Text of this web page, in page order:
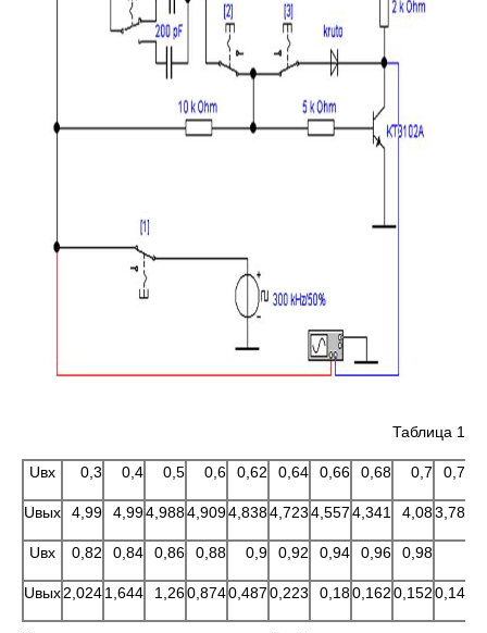
Таблица 1
Uвх 0,3 0,4 0,5 0,6 0,62 0,64 0,66 0,68 0,7 0,72
Uвых 4,99 4,994,9884,9094,8384,7234,5574,341 4,083,785
Uвх 0,82 0,84 0,86 0,88 0,9 0,92 0,94 0,96 0,98
Uвых2,0241,644 1,260,8740,4870,223 0,180,1620,1520,144